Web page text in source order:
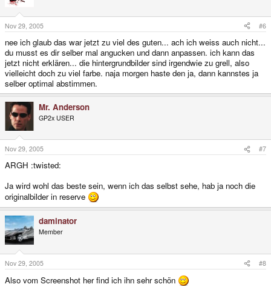
Nov 29, 2005 #6
nee ich glaub das war jetzt zu viel des guten... ach ich weiss auch nicht...
du musst es dir selber mal angucken und dann anpassen. ich kann das
jetzt nicht erklären... die hintergrundbilder sind irgendwie zu grell, also
vielleicht doch zu viel farbe. naja morgen haste den ja, dann kannstes ja
selber optimal abstimmen.
Mr. Anderson
GP2x USER
Nov 29, 2005 #7
ARGH :twisted:
Ja wird wohl das beste sein, wenn ich das selbst sehe, hab ja noch die
originalbilder in reserve
daminator
Member
Nov 29, 2005 #8
Also vom Screenshot her find ich ihn sehr schön